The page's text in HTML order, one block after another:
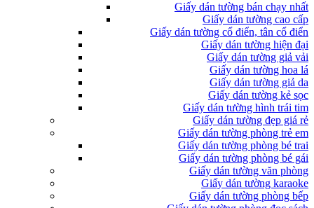
Giấy dán tường bán chạy nhất
Giấy dán tường cao cấp
Giấy dán tường cổ điển, tân cổ điển
Giấy dán tường hiện đại
Giấy dán tường giả vải
Giấy dán tường hoa lá
Giấy dán tường giả da
Giấy dán tường kẻ sọc
Giấy dán tường hình trái tim
Giấy dán tường đẹp giá rẻ
Giấy dán tường phòng trẻ em
Giấy dán tường phòng bé trai
Giấy dán tường phòng bé gái
Giấy dán tường văn phòng
Giấy dán tường karaoke
Giấy dán tường phòng bếp